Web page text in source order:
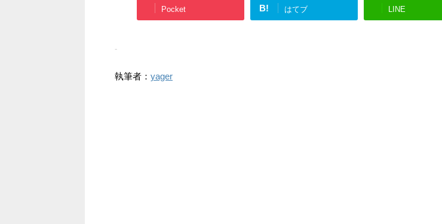
Pocket B! はてブ LINE
-
執筆者： yager